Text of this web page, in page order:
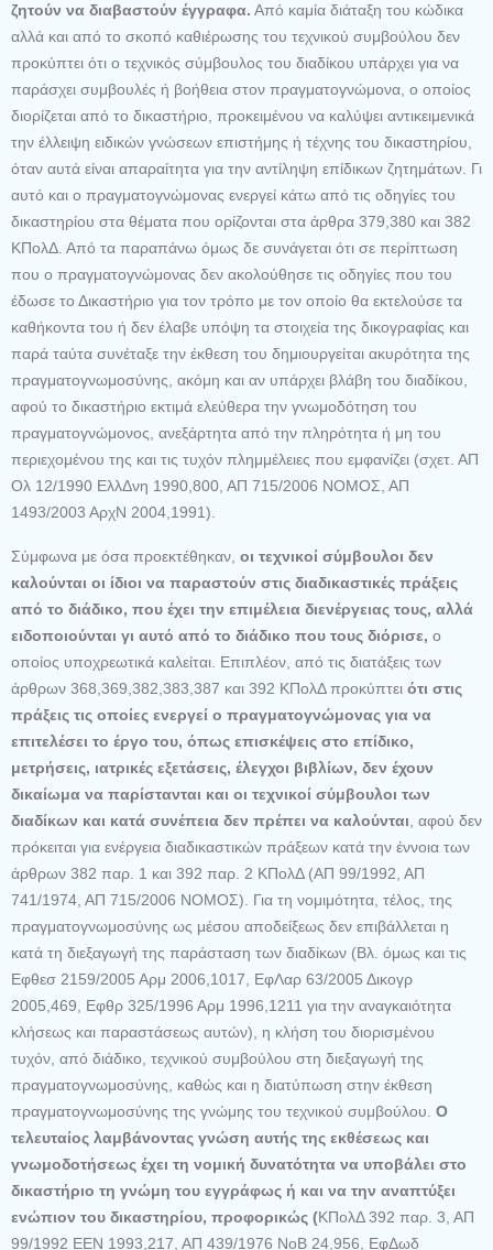
ζητούν να διαβαστούν έγγραφα. Από καμία διάταξη του κώδικα
αλλά και από το σκοπό καθιέρωσης του τεχνικού συμβούλου δεν
προκύπτει ότι ο τεχνικός σύμβουλος του διαδίκου υπάρχει για να
παράσχει συμβουλές ή βοήθεια στον πραγματογνώμονα, ο οποίος
διορίζεται από το δικαστήριο, προκειμένου να καλύψει αντικειμενικά
την έλλειψη ειδικών γνώσεων επιστήμης ή τέχνης του δικαστηρίου,
όταν αυτά είναι απαραίτητα για την αντίληψη επίδικων ζητημάτων. Γι
αυτό και ο πραγματογνώμονας ενεργεί κάτω από τις οδηγίες του
δικαστηρίου στα θέματα που ορίζονται στα άρθρα 379,380 και 382
ΚΠολΔ. Από τα παραπάνω όμως δε συνάγεται ότι σε περίπτωση
που ο πραγματογνώμονας δεν ακολούθησε τις οδηγίες που του
έδωσε το Δικαστήριο για τον τρόπο με τον οποίο θα εκτελούσε τα
καθήκοντα του ή δεν έλαβε υπόψη τα στοιχεία της δικογραφίας και
παρά ταύτα συνέταξε την έκθεση του δημιουργείται ακυρότητα της
πραγματογνωμοσύνης, ακόμη και αν υπάρχει βλάβη του διαδίκου,
αφού το δικαστήριο εκτιμά ελεύθερα την γνωμοδότηση του
πραγματογνώμονος, ανεξάρτητα από την πληρότητα ή μη του
περιεχομένου της και τις τυχόν πλημμέλειες που εμφανίζει (σχετ. ΑΠ
Ολ 12/1990 ΕλλΔνη 1990,800, ΑΠ 715/2006 ΝΟΜΟΣ, ΑΠ
1493/2003 ΑρχΝ 2004,1991).
Σύμφωνα με όσα προεκτέθηκαν, οι τεχνικοί σύμβουλοι δεν
καλούνται οι ίδιοι να παραστούν στις διαδικαστικές πράξεις
από το διάδικο, που έχει την επιμέλεια διενέργειας τους, αλλά
ειδοποιούνται γι αυτό από το διάδικο που τους διόρισε, ο
οποίος υποχρεωτικά καλείται. Επιπλέον, από τις διατάξεις των
άρθρων 368,369,382,383,387 και 392 ΚΠολΔ προκύπτει ότι στις
πράξεις τις οποίες ενεργεί ο πραγματογνώμονας για να
επιτελέσει το έργο του, όπως επισκέψεις στο επίδικο,
μετρήσεις, ιατρικές εξετάσεις, έλεγχοι βιβλίων, δεν έχουν
δικαίωμα να παρίστανται και οι τεχνικοί σύμβουλοι των
διαδίκων και κατά συνέπεια δεν πρέπει να καλούνται , αφού δεν
πρόκειται για ενέργεια διαδικαστικών πράξεων κατά την έννοια των
άρθρων 382 παρ. 1 και 392 παρ. 2 ΚΠολΔ (ΑΠ 99/1992, ΑΠ
741/1974, ΑΠ 715/2006 ΝΟΜΟΣ). Για τη νομιμότητα, τέλος, της
πραγματογνωμοσύνης ως μέσου αποδείξεως δεν επιβάλλεται η
κατά τη διεξαγωγή της παράσταση των διαδίκων (Βλ. όμως και τις
Εφθεσ 2159/2005 Αρμ 2006,1017, ΕφΛαρ 63/2005 Δικογρ
2005,469, Εφθρ 325/1996 Αρμ 1996,1211 για την αναγκαιότητα
κλήσεως και παραστάσεως αυτών), η κλήση του διορισμένου
τυχόν, από διάδικο, τεχνικού συμβούλου στη διεξαγωγή της
πραγματογνωμοσύνης, καθώς και η διατύπωση στην έκθεση
πραγματογνωμοσύνης της γνώμης του τεχνικού συμβούλου. Ο
τελευταίος λαμβάνοντας γνώση αυτής της εκθέσεως και
γνωμοδοτήσεως έχει τη νομική δυνατότητα να υποβάλει στο
δικαστήριο τη γνώμη του εγγράφως ή και να την αναπτύξει
ενώπιον του δικαστηρίου, προφορικώς (ΚΠολΔ 392 παρ. 3, ΑΠ
99/1992 ΕΕΝ 1993,217, ΑΠ 439/1976 ΝοΒ 24,956, ΕφΔωδ